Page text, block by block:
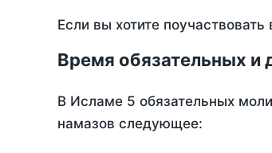
Если вы хотите
Время обязательных и
В Исламе 5 обязательных
намазов следующее: